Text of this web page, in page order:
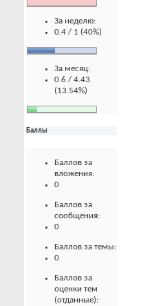
За неделю:
0.4 / 1 (40%)
За месяц:
0.6 / 4.43
(13.54%)
Баллы
Баллов за
вложения:
0
Баллов за
сообщения:
0
Баллов за темы:
0
Баллов за
оценки тем
(отданные):